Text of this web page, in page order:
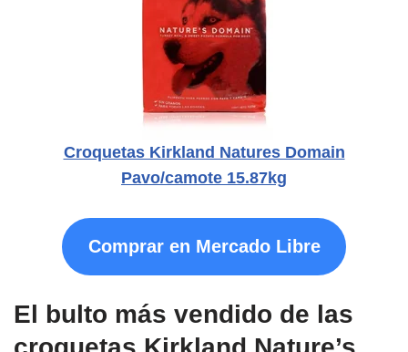
Croquetas Kirkland Natures Domain
Pavo/camote 15.87kg
Comprar en Mercado Libre
El bulto más vendido de las